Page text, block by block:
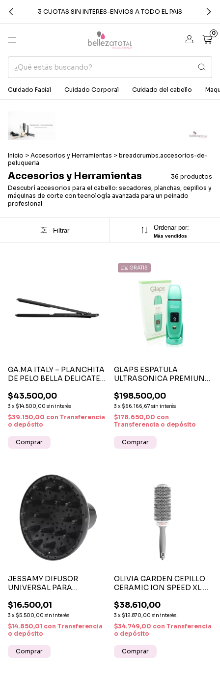
3 CUOTAS SIN INTERES-ENVIOS A TODO EL PAIS
0
Cuidado Facial Cuidado Corporal Cuidado del cabello
Inicio > Accesorios y Herramientas > breadcrumbs.accesorios-de-
peluqueria
Accesorios y Herramientas
36 productos
Descubrí accesorios para el cabello: secadores, planchas, cepillos y
máquinas de corte con tecnología avanzada para un peinado
profesional
Filtrar Ordenar por:
Más vendidos
GA.MA ITALY – PLANCHITA
DE PELO BELLA DELICATE
220°C | ALISADO Y BRILLO
$43.500,00
3 x $14.500,00 sin interés
$39.150,00 con Transferencia
o depósito
GRATIS
GLAPS ESPATULA
ULTRASONICA PREMIUN
$198.500,00
3 x $66.166,67 sin interés
$178.650,00 con
Transferencia o depósito
JESSAMY DIFUSOR
UNIVERSAL PARA
VOLUMEN
$16.500,01
3 x $5.500,00 sin interés
$14.850,01 con Transferencia
o depósito
OLIVIA GARDEN CEPILLO
CERAMIC ION SPEED XL 45
PROFESIONAL DE SECADO
RÁPIDO Y BRILLO
INTENSO
$38.610,00
3 x $12.870,00 sin interés
$34.749,00 con Transferencia
o depósito